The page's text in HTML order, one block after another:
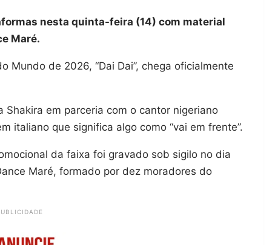
nesta quinta-feira (14) com material
Maré.
Mundo de 2026, “Dai Dai”, chega oficialmente
em parceria com o cantor nigeriano
italiano que significa algo como “vai em frente”.
da faixa foi gravado sob sigilo no dia
Maré, formado por dez moradores do